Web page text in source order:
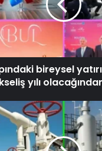
bireysel
yılı